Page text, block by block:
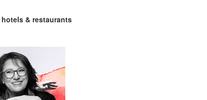
hotels& restaurants